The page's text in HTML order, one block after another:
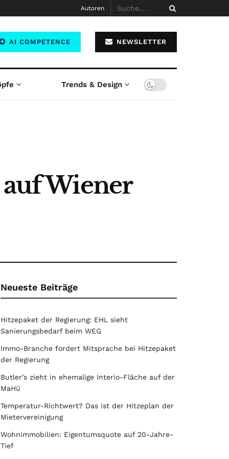
Autoren
AI COMPETENCE NEWSLETTER
Trends & Design
Wiener
Neueste Beiträge
Hitzepaket der Regierung: EHL sieht
Sanierungsbedarf beim WEG
Immo-Branche fordert Mitsprache bei Hitzepaket
der Regierung
Butler’s zieht in ehemalige Interio-Fläche auf der
MaHü
Temperatur-Richtwert? Das ist der Hitzeplan der
Mietervereinigung
Wohnimmobilien: Eigentumsquote auf 20-Jahre-
Tief